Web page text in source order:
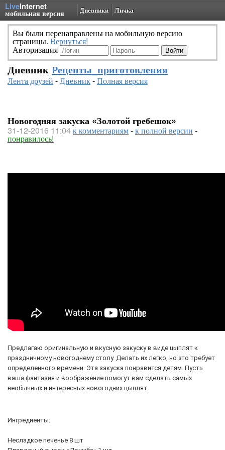
LiveInternet
мобильная версия Дневники Личка
Вы были перенаправлены на мобильную версию
страницы. Вернуться!
Авторизация
Дневник Рецепты_приготовления
Лента друзей -Дневник-Полная версия
Новогодняя закуска «Золотой гребешок»
31-12-2016 11:04к комментариям-к полной версии -
понравилось!
Предлагаю оригинальную и вкусную закуску в виде цыплят к
праздничному новогоднему столу. Делать их легко, но это требует
определенного времени. Эта закуска понравится детям. Пусть
ваша фантазия и воображение помогут вам сделать самых
необычных и интересных новогодних цыплят.
Ингредиенты:
Несладкое печенье 8 шт